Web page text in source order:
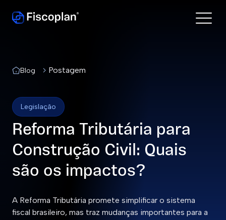
Blog Postagem
Legislação
Reforma Tributária para
Construção Civil: Quais
são os impactos?
A Reforma Tributária promete simplificar o sistema
fiscal brasileiro, mas traz mudanças importantes para a